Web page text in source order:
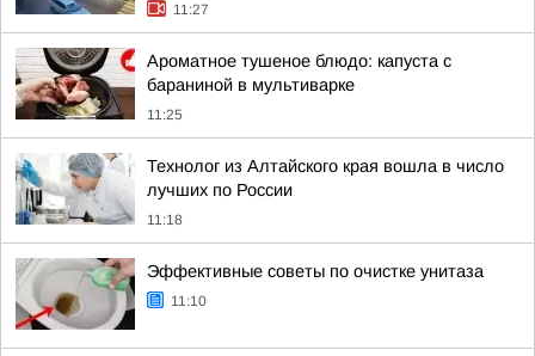
11:27
Ароматное тушеное блюдо: капуста с
бараниной в мультиварке
11:25
Технолог из Алтайского края вошла в число
лучших по России
11:18
Эффективные советы по очистке унитаза
11:10